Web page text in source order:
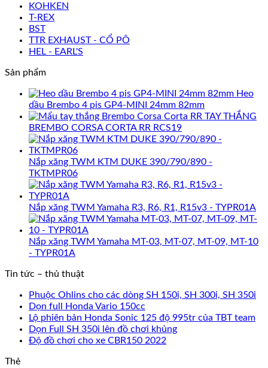
KOHKEN
T-REX
BST
TTR EXHAUST - CỔ PÔ
HEL - EARL'S
Sản phẩm
Heo
dầu Brembo 4 pis GP4-MINI 24mm 82mm
TAY THẮNG
BREMBO CORSA CORTA RR RCS19
Nắp xăng TWM KTM DUKE 390/790/890 -
TKTMPR06
Nắp xăng TWM Yamaha R3, R6, R1, R15v3 - TYPR01A
Nắp xăng TWM Yamaha MT-03, MT-07, MT-09, MT-10
- TYPR01A
Tin tức – thủ thuật
Phuộc Ohlins cho các dòng SH 150i, SH 300i, SH 350i
Dọn full Honda Vario 150cc
Lộ phiên bản Honda Sonic 125 độ 995tr của TBT team
Dọn Full SH 350i lên đồ chơi khủng
Độ đồ chơi cho xe CBR150 2022
Thẻ